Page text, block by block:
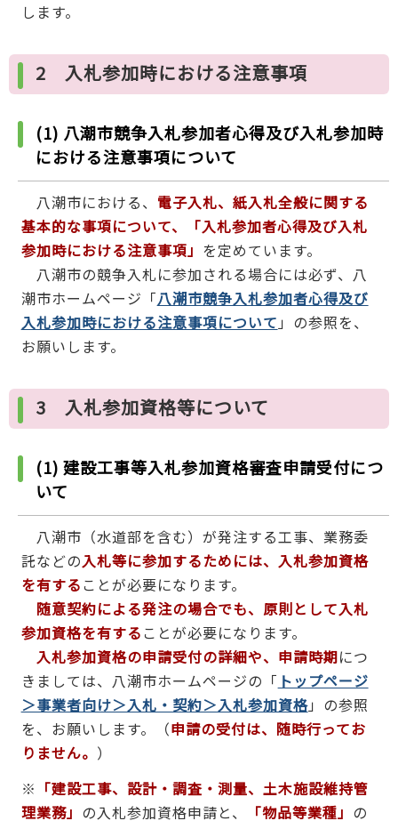
します。
2 入札参加時における注意事項
(1) 八潮市競争入札参加者心得及び入札参加時
における注意事項について
八潮市における、 電子入札、紙入札全般に関する
基本的な事項について、「入札参加者心得及び入札
参加時における注意事項」 を定めています。
八潮市の競争入札に参加される場合には必ず、八
潮市ホームページ「八潮市競争入札参加者心得及び
入札参加時における注意事項について 」の参照を、
お願いします。
3 入札参加資格等について
(1) 建設工事等入札参加資格審査申請受付につ
いて
八潮市（水道部を含む）が発注する工事、業務委
託などの入札等に参加するためには、入札参加資格
を有する ことが必要になります。
随意契約による発注の場合でも、原則として入札
参加資格を有する ことが必要になります。
入札参加資格の申請受付の詳細や、申請時期につ
きましては、八潮市ホームページの「 トップページ
＞事業者向け＞入札・契約＞入札参加資格」の参照
を、お願いします。（申請の受付は、随時行ってお
りません。 ）
※ 「建設工事、設計・調査・測量、土木施設維持管
理業務」 の入札参加資格申請と、 「物品等業種」 の